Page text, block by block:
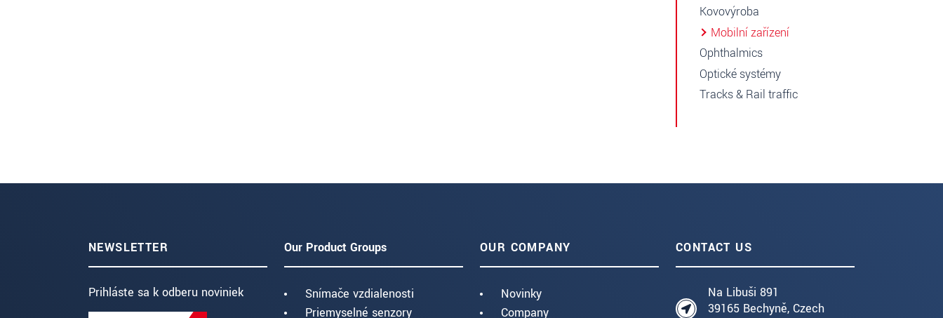
Kovovýroba
Mobilní zařízení
Ophthalmics
Optické systémy
Tracks & Rail traffic
NEWSLETTER
Prihláste sa k odberu noviniek
Our Product Groups
Snímače vzdialenosti
Priemyselné senzory
OUR COMPANY
Novinky
Company
CONTACT US
Na Libuši 891
39165 Bechyně, Czech